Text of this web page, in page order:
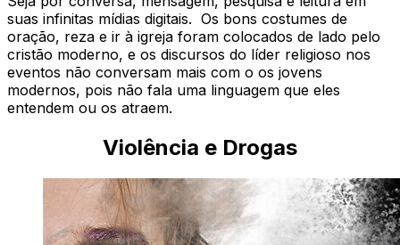
suas infinitas mídias digitais. Os bons costumes de
oração, reza e ir à igreja foram colocados de lado pelo
cristão moderno, e os discursos do líder religioso nos
eventos não conversam mais com o os jovens
modernos, pois não fala uma linguagem que eles
entendem ou os atraem.
Violência e Drogas